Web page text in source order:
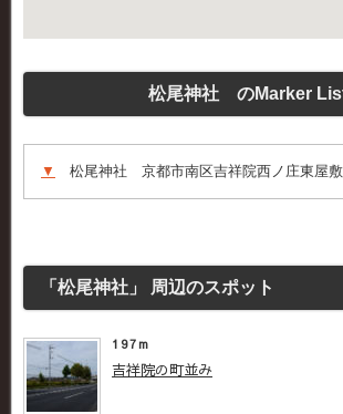
松尾神社 のMarker
▼ 松尾神社 京都市南区吉祥院西ノ庄東屋
「松尾神社」 周辺のスポット
197m
吉祥院の町並み